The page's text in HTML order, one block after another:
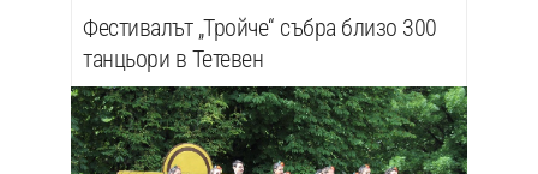
Фестивалът „Тройче“ събра близо 300
танцьори в Тетевен